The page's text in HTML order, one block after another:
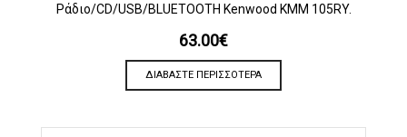
Ράδιο/CD/USB/BLUETOOTH Kenwood KMM 105RY.
63.00€
ΔΙΑΒΆΣΤΕ ΠΕΡΙΣΣΌΤΕΡΑ